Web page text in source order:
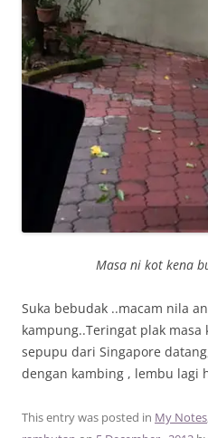
Masa ni kot kena
Suka bebudak ..macam nila
kampung..Teringat plak
sepupu dari Singapore
dengan kambing , lembu lagi
This entry was posted in My Notes